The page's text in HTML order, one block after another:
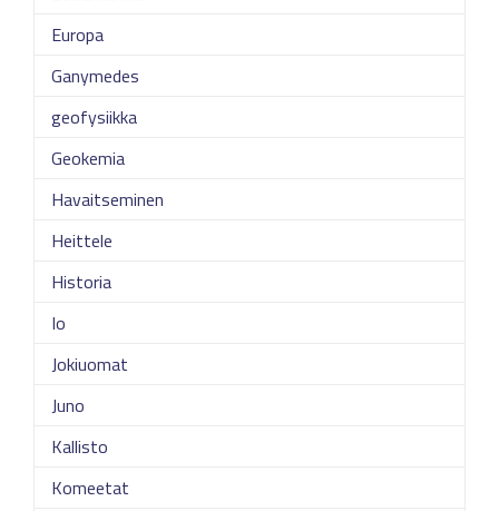
Europa
Ganymedes
geofysiikka
Geokemia
Havaitseminen
Heittele
Historia
Io
Jokiuomat
Juno
Kallisto
Komeetat